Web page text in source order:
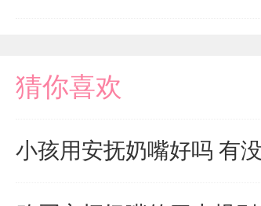
猜你喜欢
小孩用安抚奶嘴好吗 有